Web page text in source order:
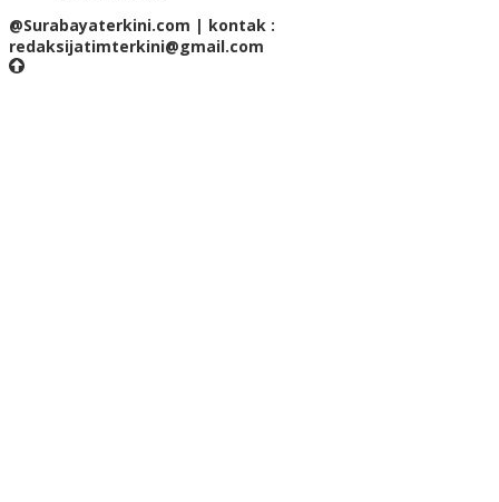
@Surabayaterkini.com | kontak :
redaksijatimterkini@gmail.com